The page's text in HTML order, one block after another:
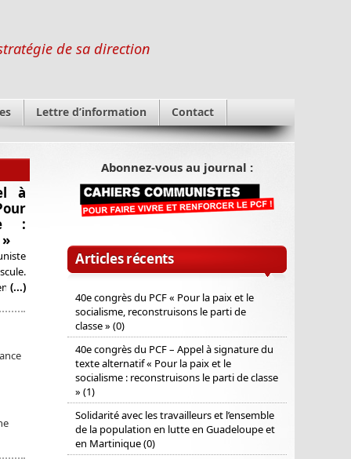
de sa direction
Lettre d’information Contact
à
:
(...)
Abonnez-vous au journal :
Articles récents
40e congrès du PCF « Pour la paix et le
socialisme, reconstruisons le parti de
classe » (0)
40e congrès du PCF – Appel à signature du
texte alternatif « Pour la paix et le
socialisme : reconstruisons le parti de classe
» (1)
Solidarité avec les travailleurs et l’ensemble
de la population en lutte en Guadeloupe et
en Martinique (0)